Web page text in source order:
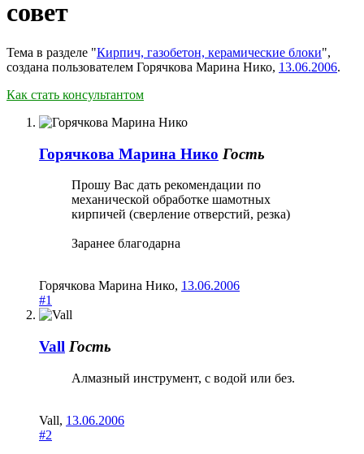
совет
Тема в разделе "Кирпич, газобетон, керамические блоки",
создана пользователем Горячкова Марина Нико, 13.06.2006.
Как стать консультантом
Горячкова Марина Нико Гость
Прошу Вас дать рекомендации по
механической обработке шамотных
кирпичей (сверление отверстий, резка)
Заранее благодарна
Горячкова Марина Нико, 13.06.2006
#1
Vall Гость
Алмазный инструмент, с водой или без.
Vall, 13.06.2006
#2